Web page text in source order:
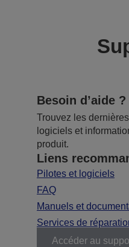
Besoin d’aide ?
Trouvez les
logiciels et
produit.
Liens
Pilotes et logiciels
FAQ
Manuels et
Services de
Accéder au